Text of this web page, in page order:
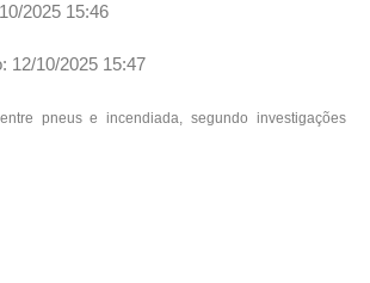
2025 15:46
12/10/2025 15:47
pneus e incendiada, segundo investigações